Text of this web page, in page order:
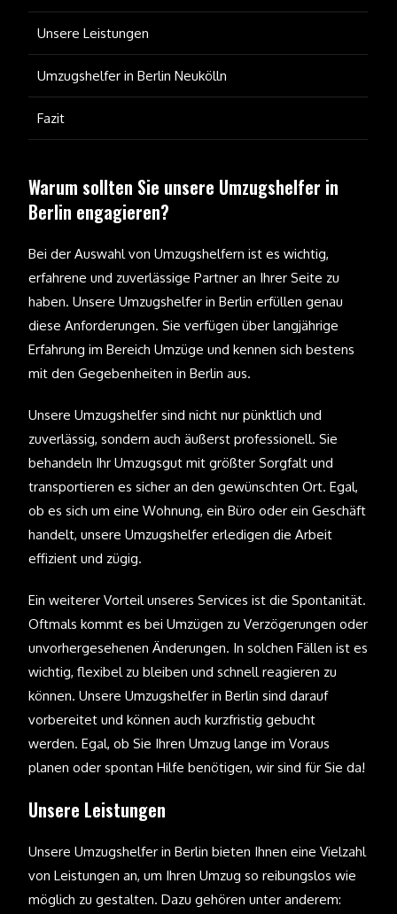
Unsere Leistungen
Umzugshelfer in Berlin Neukölln
Fazit
Warum sollten Sie unsere Umzugshelfer in
Berlin engagieren?
Bei der Auswahl von Umzugshelfern ist es wichtig,
erfahrene und zuverlässige Partner an Ihrer Seite zu
haben. Unsere Umzugshelfer in Berlin erfüllen genau
diese Anforderungen. Sie verfügen über langjährige
Erfahrung im Bereich Umzüge und kennen sich bestens
mit den Gegebenheiten in Berlin aus.
Unsere Umzugshelfer sind nicht nur pünktlich und
zuverlässig, sondern auch äußerst professionell. Sie
behandeln Ihr Umzugsgut mit größter Sorgfalt und
transportieren es sicher an den gewünschten Ort. Egal,
ob es sich um eine Wohnung, ein Büro oder ein Geschäft
handelt, unsere Umzugshelfer erledigen die Arbeit
effizient und zügig.
Ein weiterer Vorteil unseres Services ist die Spontanität.
Oftmals kommt es bei Umzügen zu Verzögerungen oder
unvorhergesehenen Änderungen. In solchen Fällen ist es
wichtig, flexibel zu bleiben und schnell reagieren zu
können. Unsere Umzugshelfer in Berlin sind darauf
vorbereitet und können auch kurzfristig gebucht
werden. Egal, ob Sie Ihren Umzug lange im Voraus
planen oder spontan Hilfe benötigen, wir sind für Sie da!
Unsere Leistungen
Unsere Umzugshelfer in Berlin bieten Ihnen eine Vielzahl
von Leistungen an, um Ihren Umzug so reibungslos wie
möglich zu gestalten. Dazu gehören unter anderem: